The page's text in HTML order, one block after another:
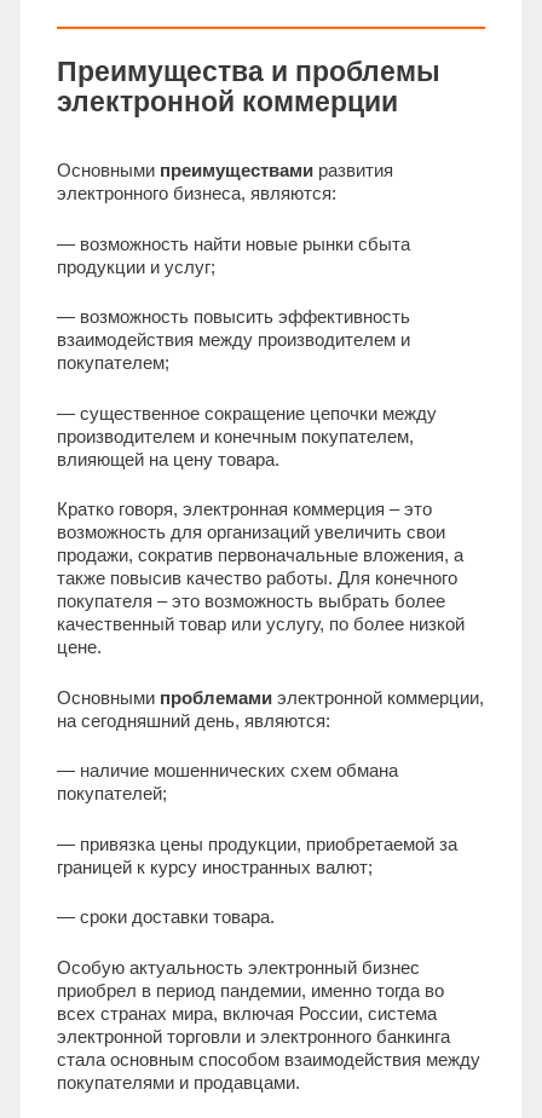
Преимущества и проблемы
электронной коммерции
Основными преимуществами развития
электронного бизнеса, являются:
— возможность найти новые рынки сбыта
продукции и услуг;
— возможность повысить эффективность
взаимодействия между производителем и
покупателем;
— существенное сокращение цепочки между
производителем и конечным покупателем,
влияющей на цену товара.
Кратко говоря, электронная коммерция – это
возможность для организаций увеличить свои
продажи, сократив первоначальные вложения, а
также повысив качество работы. Для конечного
покупателя – это возможность выбрать более
качественный товар или услугу, по более низкой
цене.
Основными проблемами электронной коммерции,
на сегодняшний день, являются:
— наличие мошеннических схем обмана
покупателей;
— привязка цены продукции, приобретаемой за
границей к курсу иностранных валют;
— сроки доставки товара.
Особую актуальность электронный бизнес
приобрел в период пандемии, именно тогда во
всех странах мира, включая России, система
электронной торговли и электронного банкинга
стала основным способом взаимодействия между
покупателями и продавцами.